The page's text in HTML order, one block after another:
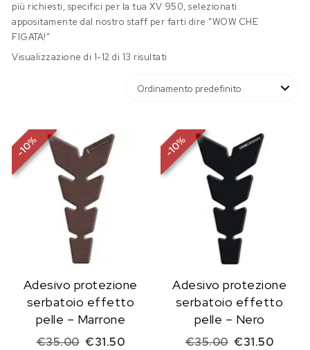
più richiesti, specifici per la tua XV 950, selezionati
appositamente dal nostro staff per farti dire “WOW CHE
FIGATA!”
Visualizzazione di 1-12 di 13 risultati
-
10
%
Adesivo protezione
serbatoio effetto
pelle – Marrone
€35.00 Il prezzo originale era: €35.00.
€31.50Il prezzo attuale è: €31.50.
-
10
%
Adesivo protezione
serbatoio effetto
pelle – Nero
€35.00 Il prezzo
€31.50Il